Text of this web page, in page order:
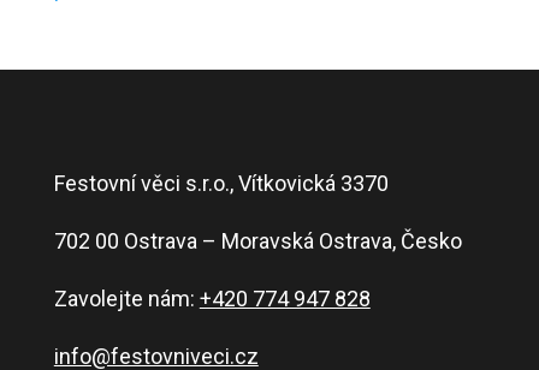
Festovní věci s.r.o., Vítkovická 3370
702 00 Ostrava – Moravská Ostrava, Česko
Zavolejte nám: +420 774 947 828
info@festovniveci.cz